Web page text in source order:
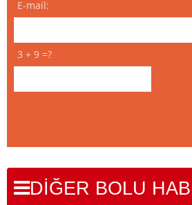
E-mail:
3 + 9 =?
DİĞER BOLU